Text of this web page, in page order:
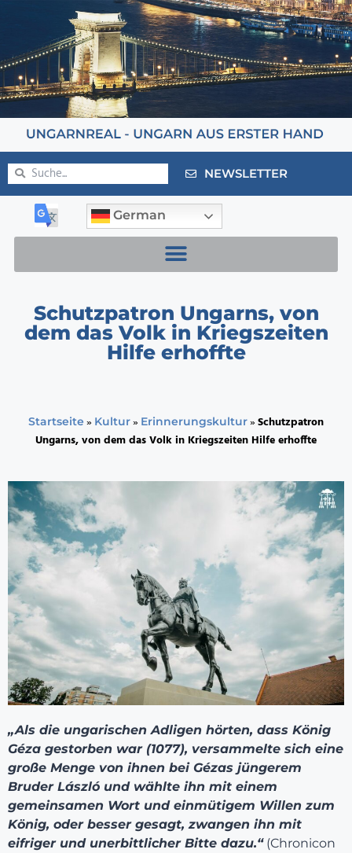
NEWSLETTER
German
Schutzpatron Ungarns, von
dem das Volk in Kriegszeiten
Hilfe erhoffte
Startseite » Kultur» Erinnerungskultur»Schutzpatron
Ungarns, von dem das Volk in Kriegszeiten Hilfe erhoffte
„Als die ungarischen Adligen hörten, dass König
Géza gestorben war (1077), versammelte sich eine
große Menge von ihnen bei Gézas jüngerem
Bruder László und wählte ihn mit einem
gemeinsamen Wort und einmütigem Willen zum
König, oder besser gesagt, zwangen ihn mit
eifriger und unerbittlicher Bitte dazu.“(Chronicon